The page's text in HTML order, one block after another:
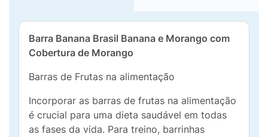
Barra Banana Brasil Banana e Morango com
Cobertura de Morango
Barras de Frutas na alimentação
Incorporar as barras de frutas na alimentação
é crucial para uma dieta saudável em todas
as fases da vida. Para treino, barrinhas